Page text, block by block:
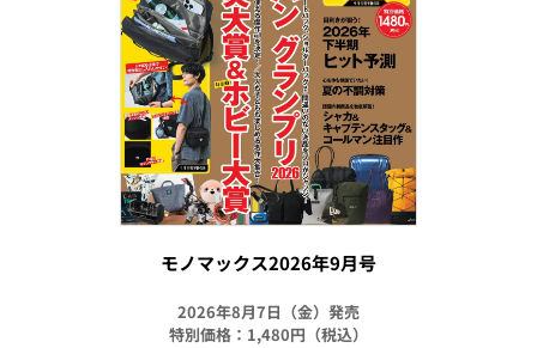
モノマックス2026年9月号
2026年8月7日（金）発売
特別価格：1,480円（税込）